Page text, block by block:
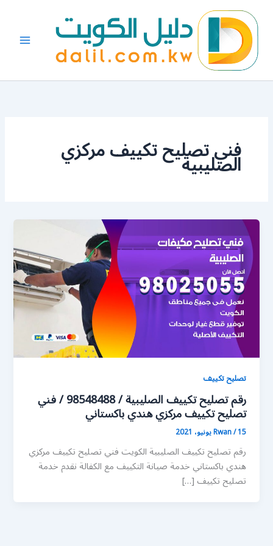
المحتوى
فني تصليح تكييف مركزي
الصليبية
تصليح تكييف
رقم تصليح تكييف الصليبية / 98548488 / فني
تصليح تكييف مركزي هندي باكستاني
Rwan/15 يونيو، 2021
رقم تصليح تكييف الصليبية الكويت فني تصليح تكييف مركزي
هندي باكستاني خدمة صيانة التكييف مع الكفالة نقدم خدمة
تصليح تكييف […]